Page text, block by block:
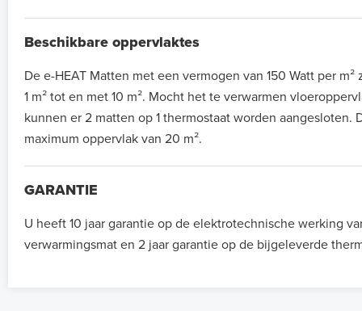
Beschikbare oppervlaktes
De e-HEAT Matten met een vermogen van 150 Watt per
1 m² tot en met 10 m². Mocht het te verwarmen
kunnen er 2 matten op 1 thermostaat worden aangesloten.
maximum oppervlak van 20 m².
GARANTIE
U heeft 10 jaar garantie op de elektrotechnische werking
verwarmingsmat en 2 jaar garantie op de bijgeleverde